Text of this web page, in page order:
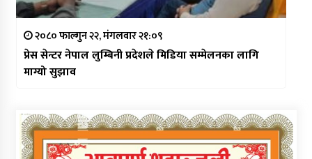
२०८० फाल्गुन २२, मंगलवार २१:०९
प्रेस सेन्टर नेपाल लुम्बिनी प्रदेशले मिडिया सम्मेलनका लागि
माग्यो सुझाव